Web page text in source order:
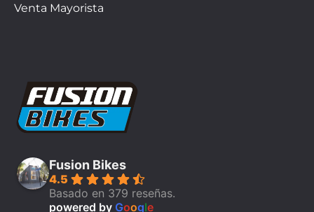
Venta Mayorista
Fusion Bikes
4.5
Basado en 379 reseñas.
powered by Google